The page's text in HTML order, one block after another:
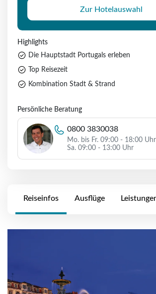
Reiseinfos Ausflüge
Zur Hotelauswahl
Highlights
Die Hauptstadt Portugals erleben
Top Reisezeit
Kombination Stadt & Strand
Persönliche Beratung
0800 3830038
Mo. bis Fr. 09:00 - 18:00 Uhr
Sa. 09:00 - 13:00 Uhr